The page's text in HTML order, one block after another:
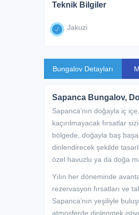
Teknik Bilgiler
Jakuzi
Bungalov Detayları
Sapanca Bungalov,
Sapanca’nın doğayla iç
kaçırılmayacak fırsatlar
bölgede, doğayla baş
dinlendirecek şekilde
özel havuzlu ya da doğa
Yılın her döneminde
rezervasyon fırsatları ve
Sapanca’nın yeşiliyle
atmosferde dinlenmek